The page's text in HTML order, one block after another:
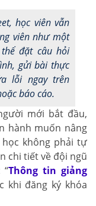
học viên vẫn
viên như một
đặt câu hỏi
gửi bài thực
lỗi ngay trên
báo cáo.
mới bắt đầu,
hành muốn nâng
không phải tự
chi tiết về đội ngũ
“Thông tin giảng
khi đăng ký khóa